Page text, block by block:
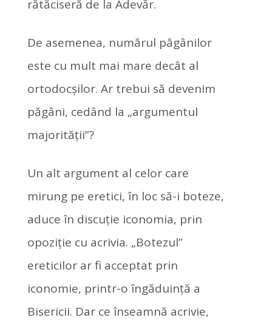
rătăciseră de la Adevăr.
De asemenea, numărul păgânilor
este cu mult mai mare decât al
ortodocşilor. Ar trebui să devenim
păgâni, cedând la „argumentul
majorităţii”?
Un alt argument al celor care
mirung pe eretici, în loc să-i boteze,
aduce în discuţie iconomia, prin
opoziţie cu acrivia. „Botezul”
ereticilor ar fi acceptat prin
iconomie, printr-o îngăduinţă a
Bisericii. Dar ce înseamnă acrivie,